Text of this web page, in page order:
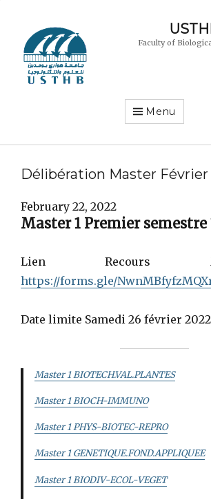
Faculty of
Menu
Délibération Master Février
February 22, 2022
Master 1 Premier semestre
Lien
https://forms.gle/
Date limite Samedi 26 février
Master 1 BIOTECH.VAL.PLANTES
Master 1 BIOCH-IMMUNO
Master 1 PHYS-BIOTEC-REPRO
Master 1 GENETIQUE.FOND.APPLIQUEE
Master 1 BIODIV-ECOL-VEGET